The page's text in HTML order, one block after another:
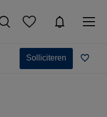
Solliciteren